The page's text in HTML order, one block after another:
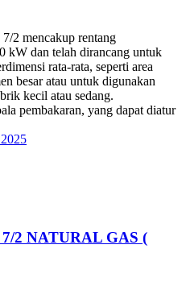
2 mencakup rentang
kW dan telah dirancang untuk
rata-rata, seperti area
besar atau untuk digunakan
kecil atau sedang.
pembakaran, yang dapat diatur
2 NATURAL GAS (